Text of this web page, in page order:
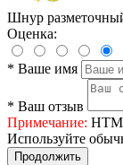
Шнур
Оценка:
* Ваше имя
* Ваш отзыв
Примечание:
Используйте
Продолжить